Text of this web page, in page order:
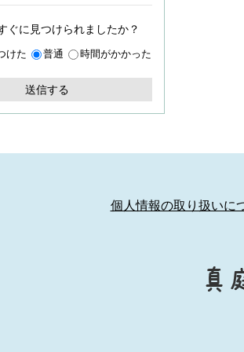
ぐに見つけられましたか？
けた 普通 時間がかかった
個人情報の取り扱いに